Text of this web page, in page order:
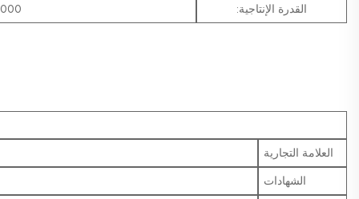
القدرة الإنتاجية:
2000 مجموعة
العلامة التجارية
الشهادات